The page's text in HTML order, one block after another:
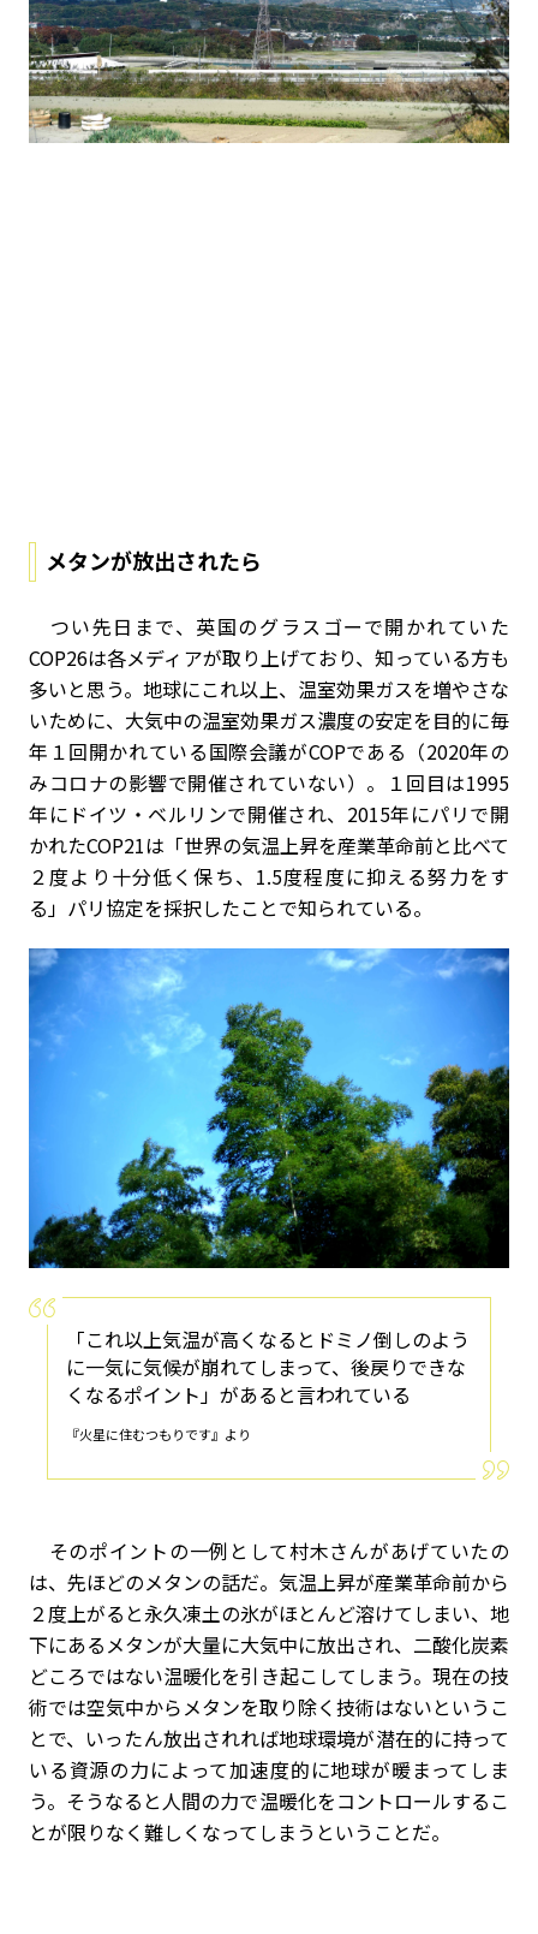
メタンが放出されたら
つい先日まで、英国のグラスゴーで開かれていた
COP26は各メディアが取り上げており、知っている方も
多いと思う。地球にこれ以上、温室効果ガスを増やさな
いために、大気中の温室効果ガス濃度の安定を目的に毎
年１回開かれている国際会議がCOPである（2020年の
みコロナの影響で開催されていない）。１回目は1995
年にドイツ・ベルリンで開催され、2015年にパリで開
かれたCOP21は「世界の気温上昇を産業革命前と比べて
２度より十分低く保ち、1.5度程度に抑える努力をす
る」パリ協定を採択したことで知られている。
「これ以上気温が高くなるとドミノ倒しのよう
に一気に気候が崩れてしまって、後戻りできな
くなるポイント」があると言われている――
『火星に住むつもりです』より
そのポイントの一例として村木さんがあげていたの
は、先ほどのメタンの話だ。気温上昇が産業革命前から
２度上がると永久凍土の氷がほとんど溶けてしまい、地
下にあるメタンが大量に大気中に放出され、二酸化炭素
どころではない温暖化を引き起こしてしまう。現在の技
術では空気中からメタンを取り除く技術はないというこ
とで、いったん放出されれば地球環境が潜在的に持って
いる資源の力によって加速度的に地球が暖まってしま
う。そうなると人間の力で温暖化をコントロールするこ
とが限りなく難しくなってしまうということだ。